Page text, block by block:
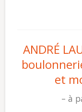
ANDRÉ
et
à